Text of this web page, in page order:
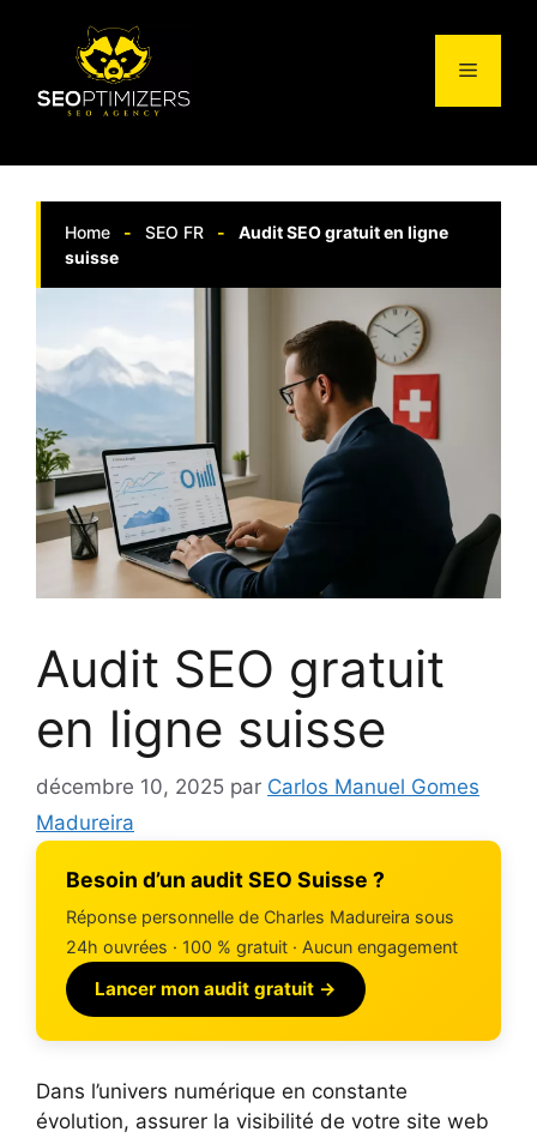
Menu
Home - SEO FR -
Audit SEO gratuit en ligne
suisse
Audit SEO gratuit
en ligne suisse
décembre 10, 2025 par Carlos Manuel Gomes
Madureira
Besoin d’un audit SEO Suisse ?
Réponse personnelle de Charles Madureira sous
24h ouvrées · 100 % gratuit · Aucun engagement
Lancer mon audit gratuit →
Dans l’univers numérique en constante
évolution, assurer la visibilité de votre site web